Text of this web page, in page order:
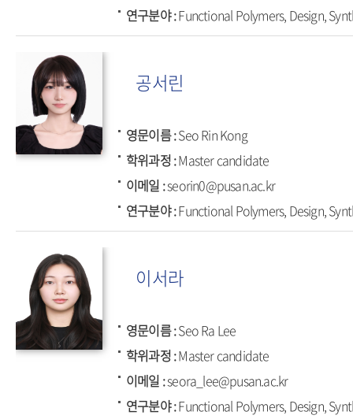
연구분야 Functional Polymers, Design,
공서린
영문이름 Seo Rin Kong
학위과정 Master candidate
이메일 seorin0@pusan.ac.kr
연구분야 Functional Polymers, Design,
이서라
영문이름 Seo Ra Lee
학위과정 Master candidate
이메일 seora_lee@pusan.ac.kr
연구분야 Functional Polymers, Design,